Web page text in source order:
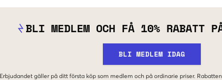
BLI MEDLEM OCH FÅ 10% RABATT
BLI MEDLEM IDAG
Erbjudandet gäller på ditt första köp som medlem och på ordinarie priser.